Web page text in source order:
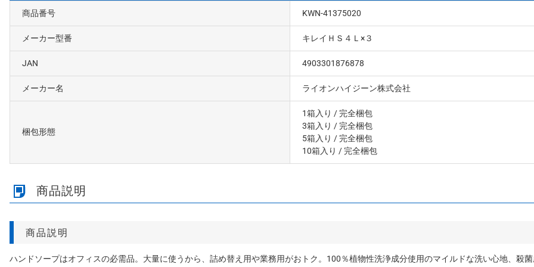
商品番号 KWN-41375020
メーカー型番 キレイＨＳ４Ｌ×３
JAN 4903301876878
メーカー名 ライオンハイジーン株式会社
梱包形態
1箱入り / 完全梱包
3箱入り / 完全梱包
5箱入り / 完全梱包
10箱入り / 完全梱包
商品説明
商品説明
ハンドソープはオフィスの必需品。大量に使うから、詰め替え用や業務用がおトク。100％植物性洗浄成分使用のマイルドな洗い心地、殺菌